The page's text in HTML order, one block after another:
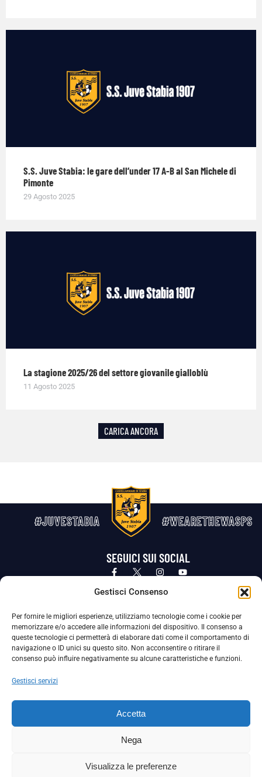
Gestisci Consenso
Per fornire le migliori esperienze, utilizziamo tecnologie come i cookie per
memorizzare e/o accedere alle informazioni del dispositivo. Il consenso a
queste tecnologie ci permetterà di elaborare dati come il comportamento di
navigazione o ID unici su questo sito. Non acconsentire o ritirare il
consenso può influire negativamente su alcune caratteristiche e funzioni.
Gestisci servizi
Accetta
Nega
Visualizza le preferenze
S.S. Juve Stabia: le gare dell’under 17 A-B al San Michele di
Pimonte
29 Agosto 2025
La stagione 2025/26 del settore giovanile gialloblù
11 Agosto 2025
CARICA ANCORA
#JUVESTABIA #WEARETHEWASPS
SEGUICI SUI SOCIAL
Privacy Policy Cookie Policy
La Società ha nominato il Responsabile della Protezione dei Dati Personali (DPO), figura specializzata che vigila sulle modalità
adottate dalla nostra Società per tutelare i Suoi dati personali.
Per contattare il DPO può scrivere a
La Società ha inoltre adottato un proprio Codice Etico, consultabile al seguente link:
Scarica il Codice Etico